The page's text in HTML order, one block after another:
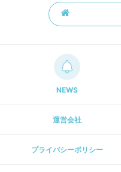
NEWS
運営会社
プライパシーポリシー